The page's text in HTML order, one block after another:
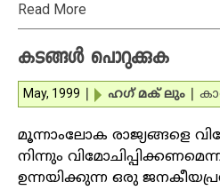
Read More
കടങ്ങള്‍ പൊറുക്കുക
May, 1999 ഹഗ് മക് ലും
മൂന്നാംലോക രാജ്യങ്ങളെ
നിന്നും
ഉന്നയിക്കുന്ന ഒരു